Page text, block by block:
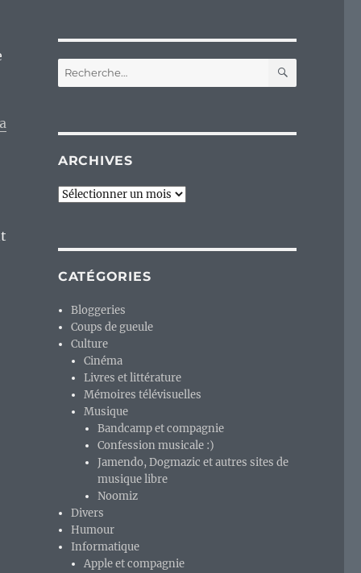
Recherche
pour :
ARCHIVES
Archives
CATÉGORIES
Bloggeries
Coups de gueule
Culture
Cinéma
Livres et littérature
Mémoires télévisuelles
Musique
Bandcamp et compagnie
Confession musicale :)
Jamendo, Dogmazic et autres sites de
musique libre
Noomiz
Divers
Humour
Informatique
Apple et compagnie